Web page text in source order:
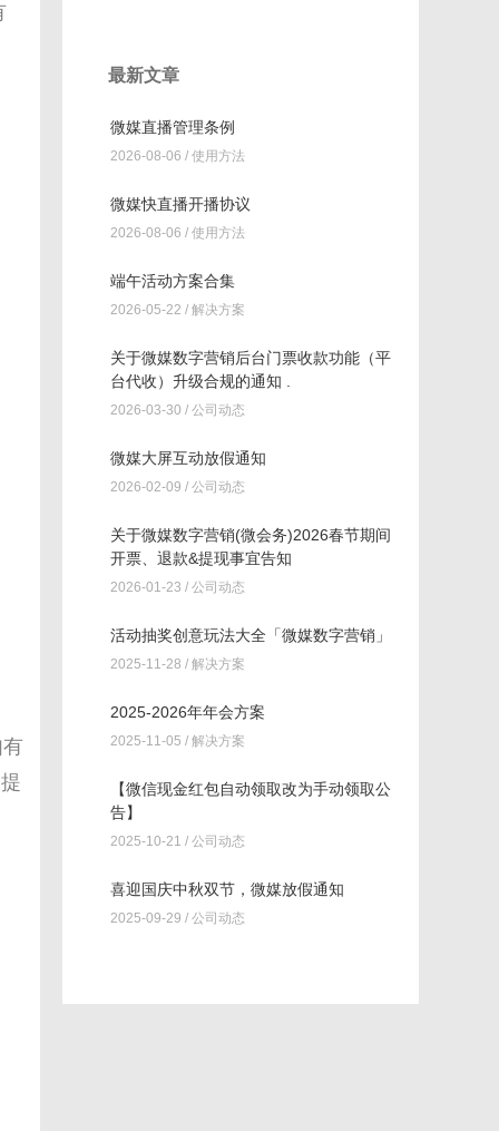
最新文章
微媒直播管理条例
2026-08-06 / 使用方法
微媒快直播开播协议
2026-08-06 / 使用方法
端午活动方案合集
2026-05-22 / 解决方案
关于微媒数字营销后台门票收款功能（平
台代收）升级合规的通知 .
2026-03-30 / 公司动态
微媒大屏互动放假通知
2026-02-09 / 公司动态
关于微媒数字营销(微会务)2026春节期间
开票、退款&提现事宜告知
2026-01-23 / 公司动态
活动抽奖创意玩法大全「微媒数字营销」
2025-11-28 / 解决方案
2025-2026年年会方案
2025-11-05 / 解决方案
【微信现金红包自动领取改为手动领取公
告】
2025-10-21 / 公司动态
喜迎国庆中秋双节，微媒放假通知
2025-09-29 / 公司动态